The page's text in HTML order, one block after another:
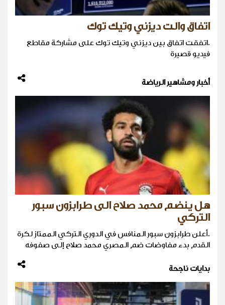
اتفاق والت ديزني وتيك توك
.اتفقت اتفاق بين ديزني وتيك توك على مشاركة مقاطع
فيديو قصيرة
أخبار ومشاهير الرياضة
هل ينضم محمد صلاح الى طرابزون سبور
التركي
.أعلن طرابزون سبور المنافس في الدوري التركي الممتاز لكرة
القدم بدء مفاوضات ضم المصري محمد صلاح ​إلى صفوفه
بدايات ناجحة